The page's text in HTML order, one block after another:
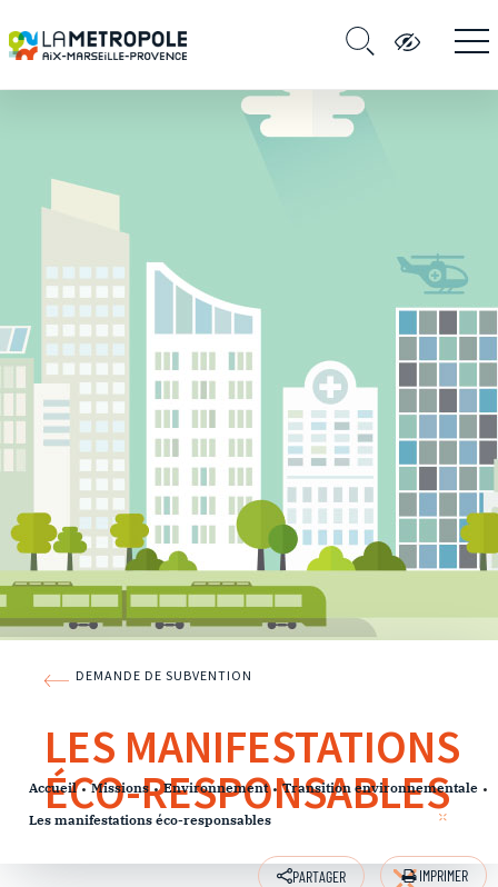
DEMANDE DE SUBVENTION
LES MANIFESTATIONS
ÉCO-RESPONSABLES
Accueil Missions Environnement
Transition environnementale
Les manifestations éco-responsables
PARTAGER IMPRIMER